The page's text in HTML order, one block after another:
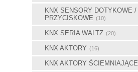
KNX SENSORY DOTYKOWE /
PRZYCISKOWE (10)
KNX SERIA WALTZ (20)
KNX AKTORY (16)
KNX AKTORY ŚCIEMNIAJĄCE